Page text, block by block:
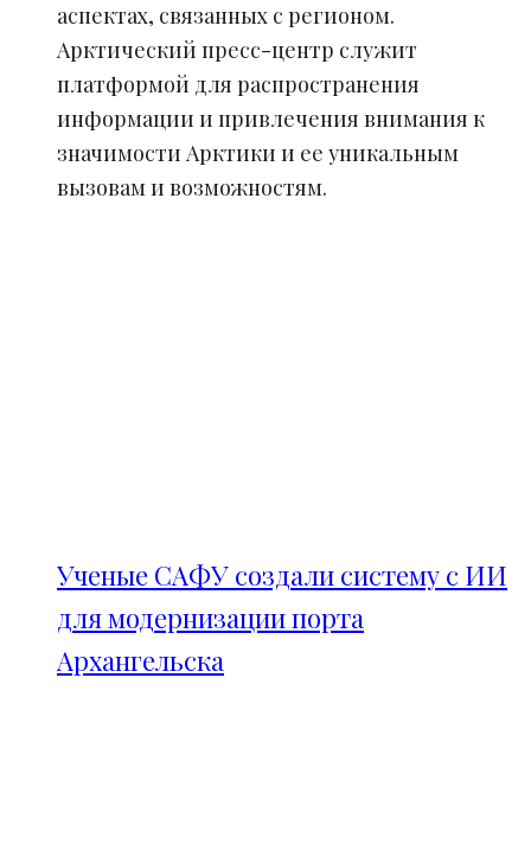
аспектах, связанных с регионом.
Арктический пресс-центр служит
платформой для распространения
информации и привлечения внимания к
значимости Арктики и ее уникальным
вызовам и возможностям.
Ученые САФУ создали систему с ИИ
для модернизации порта
Архангельска